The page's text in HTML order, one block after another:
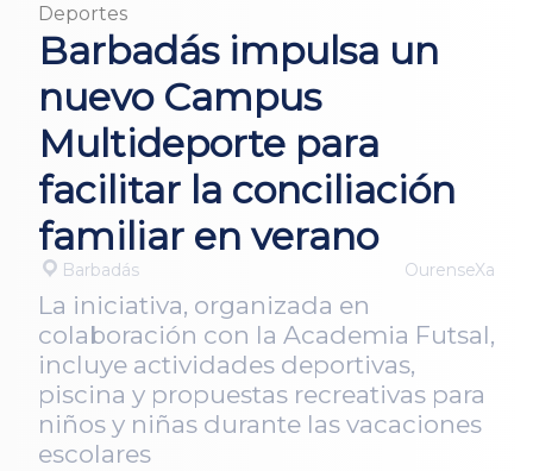
Deportes
Barbadás impulsa un
nuevo Campus
Multideporte para
facilitar la conciliación
familiar en verano
Barbadás OurenseXa
La iniciativa, organizada en
colaboración con la Academia Futsal,
incluye actividades deportivas,
piscina y propuestas recreativas para
niños y niñas durante las vacaciones
escolares